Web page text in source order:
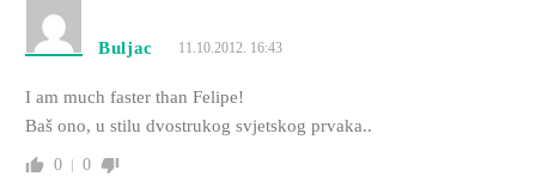
Buljac 11.10.2012. 16:43
I am much faster than Felipe!
Baš ono, u stilu dvostrukog svjetskog prvaka..
0 0